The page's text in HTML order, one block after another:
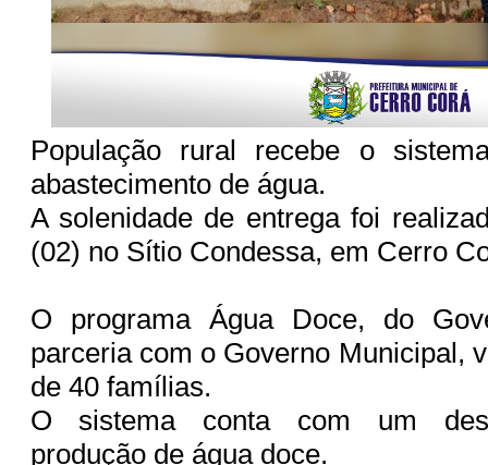
População rural recebe o
abastecimento de água.
A solenidade de entrega foi
(02) no Sítio Condessa, em Cerro
O programa Água Doce, do
parceria com o Governo Municipal,
de 40 famílias.
O sistema conta com um
produção de água doce.